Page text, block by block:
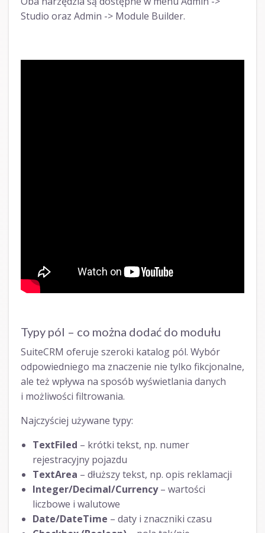
Studio oraz Admin -> Module Builder.
Typy pól – co można dodać do modułu
SuiteCRM oferuje szeroki katalog pól. Wybór
odpowiedniego ma znaczenie nie tylko fikcjonalne,
ale też wpływa na sposób wyświetlania danych
i możliwości filtrowania.
Najczyściej używane typy:
TextFiled – krótki tekst, np. numer
rejestracyjny pojazdu
TextArea – dłuższy tekst, np. opis reklamacji
Integer/Decimal/Currency– wartości
liczbowe i walutowe
Date/DateTime – daty i znaczniki czasu